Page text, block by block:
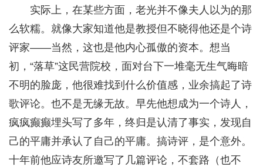
实际上，在某些方面，老光并不像夫人以为的那
么软糯。就像大家知道他是教授但不晓得他还是个诗
评家——当然，这也是他内心孤傲的资本。想当
初，“落草”这民营院校，面对台下一堆毫无生气晦暗
不明的脸庞，他很难找到什么价值感，业余搞起了诗
歌评论。也不是无缘无故。早先他想成为一个诗人，
疯疯癫癫埋头写了多年，终归是认清了事实，发现自
己的平庸并承认了自己的平庸。搞诗评，是个意外。
十年前他应诗友所邀写了几篇评论，不套路（也不